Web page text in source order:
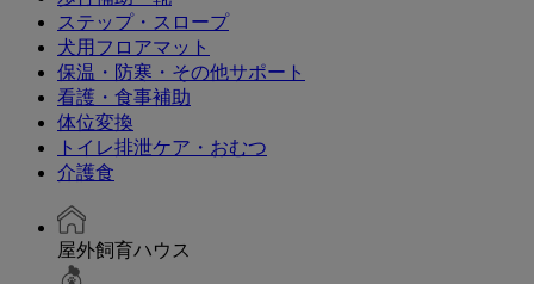
ステップ・スロープ
犬用フロアマット
保温・防寒・その他サポート
看護・食事補助
体位変換
トイレ排泄ケア・おむつ
介護食
屋外飼育ハウス